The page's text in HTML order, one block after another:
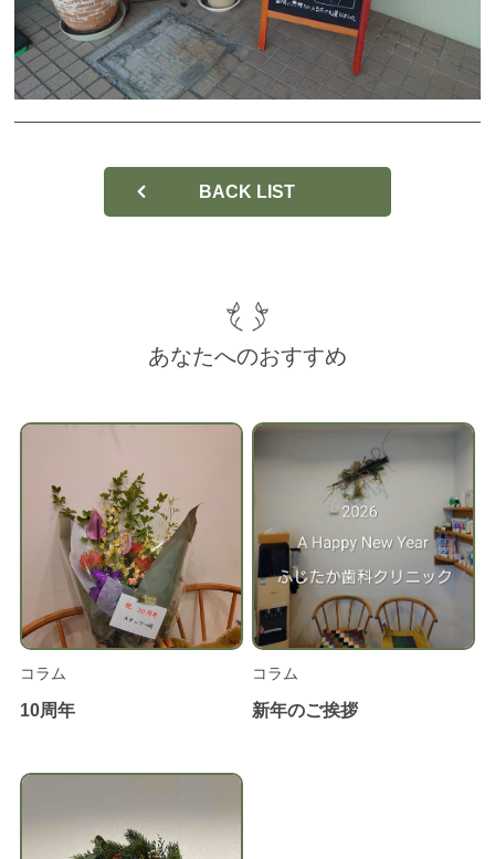
BACK LIST
あなたへのおすすめ
コラム
10周年
コラム
新年のご挨拶